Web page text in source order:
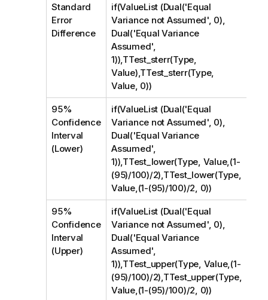
Standard
Error
Difference
if(ValueList (Dual('Equal
Variance not Assumed', 0),
Dual('Equal Variance
Assumed',
1)),TTest_sterr(Type,
Value),TTest_sterr(Type,
Value, 0))
95%
Confidence
Interval
(Lower)
if(ValueList (Dual('Equal
Variance not Assumed', 0),
Dual('Equal Variance
Assumed',
1)),TTest_lower(Type, Value,(1-
(95)/100)/2),TTest_lower(Type,
Value,(1-(95)/100)/2, 0))
95%
Confidence
Interval
(Upper)
if(ValueList (Dual('Equal
Variance not Assumed', 0),
Dual('Equal Variance
Assumed',
1)),TTest_upper(Type, Value,(1-
(95)/100)/2),TTest_upper(Type,
Value,(1-(95)/100)/2, 0))